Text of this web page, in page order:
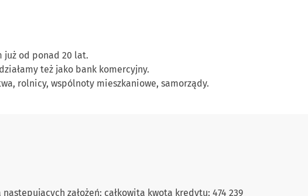
już od ponad 20 lat.
też jako bank komercyjny.
rolnicy, wspólnoty mieszkaniowe, samorządy.
założeń: całkowita kwota kredytu: 474 239